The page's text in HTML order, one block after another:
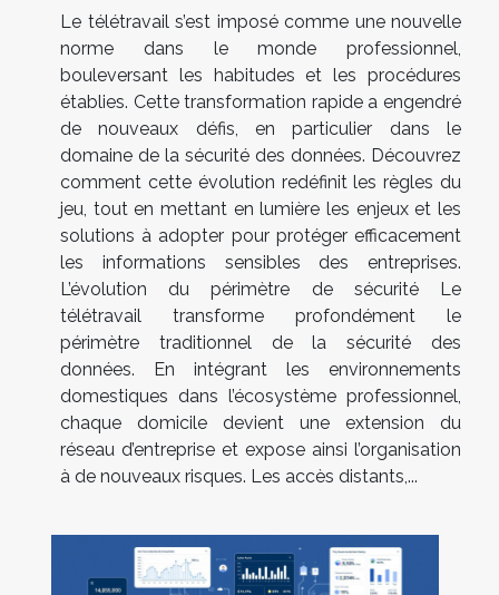
Le télétravail s’est imposé comme une nouvelle
norme dans le monde professionnel,
bouleversant les habitudes et les procédures
établies. Cette transformation rapide a engendré
de nouveaux défis, en particulier dans le
domaine de la sécurité des données. Découvrez
comment cette évolution redéfinit les règles du
jeu, tout en mettant en lumière les enjeux et les
solutions à adopter pour protéger efficacement
les informations sensibles des entreprises.
L’évolution du périmètre de sécurité Le
télétravail transforme profondément le
périmètre traditionnel de la sécurité des
données. En intégrant les environnements
domestiques dans l’écosystème professionnel,
chaque domicile devient une extension du
réseau d’entreprise et expose ainsi l’organisation
à de nouveaux risques. Les accès distants,...